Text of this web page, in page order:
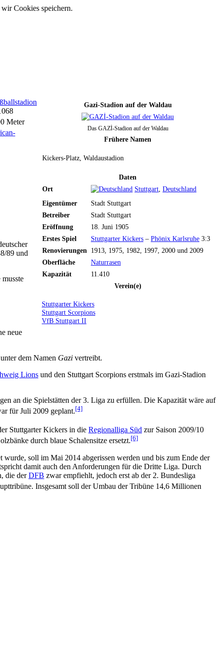
Cookies speichern.
Gazi-Stadion auf der Waldau
Das GAZİ-Stadion auf der Waldau
Frühere Namen
Kickers-Platz, Waldaustadion
Daten
Ort
Stuttgart Deutschland
Eigentümer
Stadt Stuttgart
Betreiber
Stadt Stuttgart
Eröffnung
18. Juni 1905
Erstes Spiel
Stuttgarter Kickers – Phönix Karlsruhe 3:3
Renovierungen
1913, 1975, 1982, 1997, 2000 und 2009
Oberfläche
Naturrasen
Kapazität
11.410
Verein(e)
Stuttgarter Kickers
Stuttgart Scorpions
VfB Stuttgart II
Meter
89 und
neue
dem Namen Gazi vertreibt.
Lions und den Stuttgart Scorpions erstmals im Gazi-Stadion
an die Spielstätten der 3. Liga zu erfüllen. Die Kapazität wäre auf
für Juli 2009 geplant.[4]
Stuttgarter Kickers in die Regionalliga Süd zur Saison 2009/10
durch blaue Schalensitze ersetzt.[6]
soll im Mai 2014 abgerissen werden und bis zum Ende der
damit auch den Anforderungen für die Dritte Liga. Durch
die derDFB zwar empfiehlt, jedoch erst ab der 2. Bundesliga
Insgesamt soll der Umbau der Tribüne 14,6 Millionen